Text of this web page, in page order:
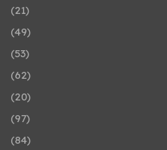
(21)
(49)
(53)
(62)
(20)
(97)
(84)